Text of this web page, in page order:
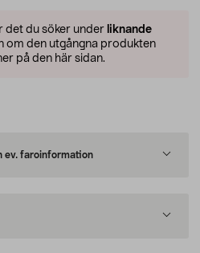
det du söker under liknande
om den utgångna produkten
på den här sidan.
ev. faroinformation